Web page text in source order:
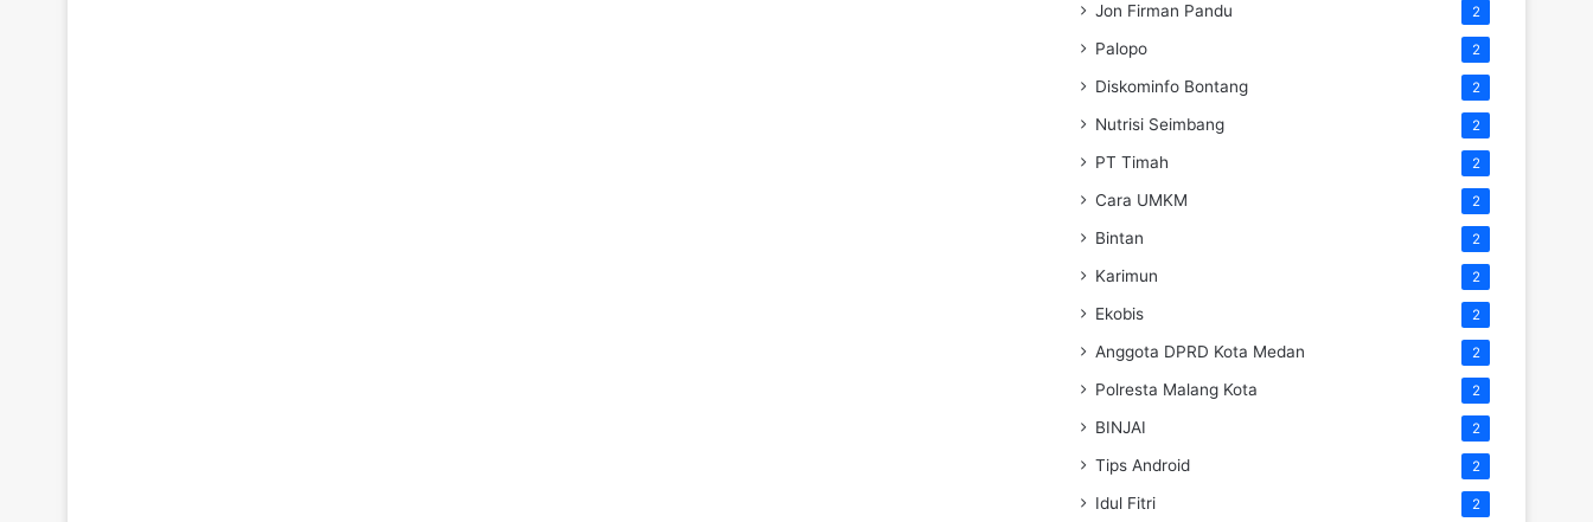
Jon Firman Pandu 2
Palopo 2
Diskominfo Bontang 2
Nutrisi Seimbang 2
PT Timah 2
Cara UMKM 2
Bintan 2
Karimun 2
Ekobis 2
Anggota DPRD Kota Medan 2
Polresta Malang Kota 2
BINJAI 2
Tips Android 2
Idul Fitri 2